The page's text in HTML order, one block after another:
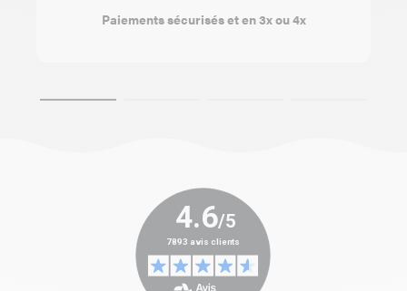
Paiements sécurisés et en 3x ou 4x